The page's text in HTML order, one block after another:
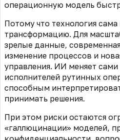
операционную модель
Потому что технология сама
трансформацию. Для
зрелые данные,
изменение процессов и
управления. ИИ меняет
исполнителей рутинных
способным
принимать решения.
При этом риски остаются
«галлюцинации» моделей,